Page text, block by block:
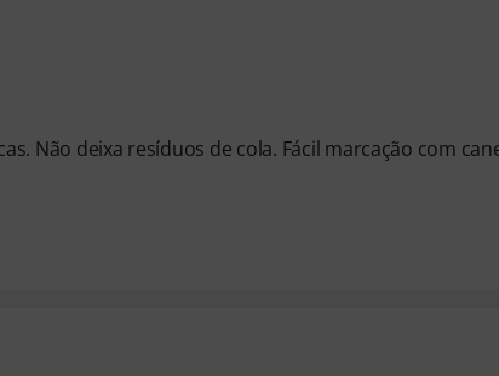
Não deixa resíduos de cola. Fácil marcação com